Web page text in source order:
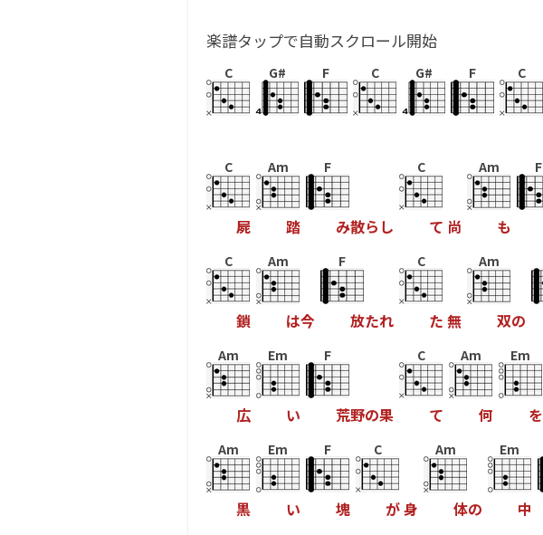
楽譜タップで自動スクロール開始
C G# F C G# F C
C
屍
Am
踏
F
み散ら し
C
て 尚
Am
も
F
C
鎖
Am
は今
F
放たれ
C
た 無
Am
双の
Am
広
Em
い
F
荒野の果
C
て
Am
何
Em
を
Am
黒
Em
い
F
塊
C
が身
Am
体の
Em
中